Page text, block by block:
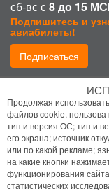
сб-вс с8 до 15
Подпишитесь и
авиабилеты!
Подписаться
Продолжая
файлов cookie,
тип и версия ОС; тип и
его экрана; источник
или по какой рекламе;
на какие кнопки
функционирования
статистических